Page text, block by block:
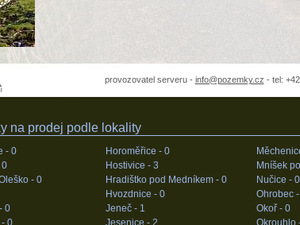
provozovatel serveru - info@pozemky.cz - tel:
na prodej podle lokality
- 0
0
- 0
0
0
Horoměřice - 0
Hostivice - 3
Hradištko pod Medníkem - 0
Hvozdnice - 0
Jeneč - 1
Jesenice - 2
Mníšek
Nučice - 0
Ohrobec -
Okoř - 0
Okrouhlo